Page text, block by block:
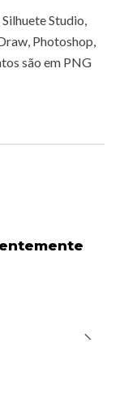
Studio,
Photoshop,
são em PNG